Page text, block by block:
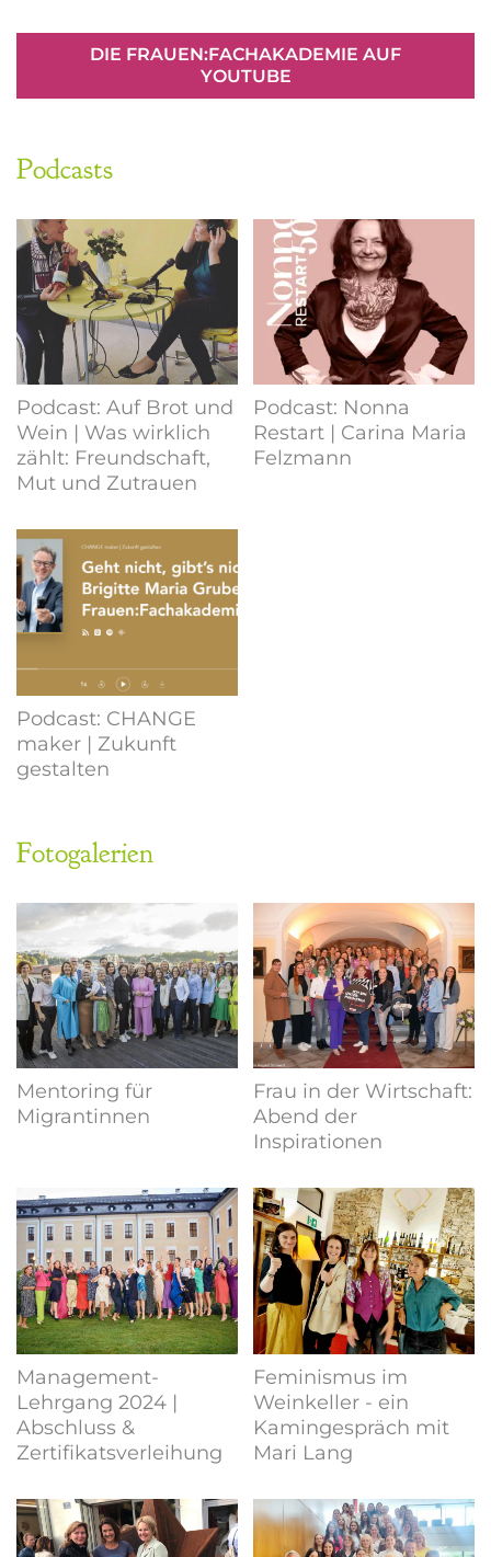
DIE FRAUEN:FACHAKADEMIE AUF
YOUTUBE
Podcasts
Podcast: Auf Brot und
Wein | Was wirklich
zählt: Freundschaft,
Mut und Zutrauen
Podcast: Nonna
Restart | Carina Maria
Felzmann
Podcast: CHANGE
maker | Zukunft
gestalten
Fotogalerien
Mentoring für
Migrantinnen
Frau in der Wirtschaft:
Abend der
Inspirationen
Management-
Lehrgang 2024 |
Abschluss &
Zertifikatsverleihung
Feminismus im
Weinkeller - ein
Kamingespräch mit
Mari Lang